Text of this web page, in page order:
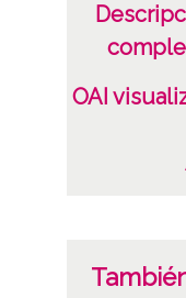
CC BY-NC-SA
OAI